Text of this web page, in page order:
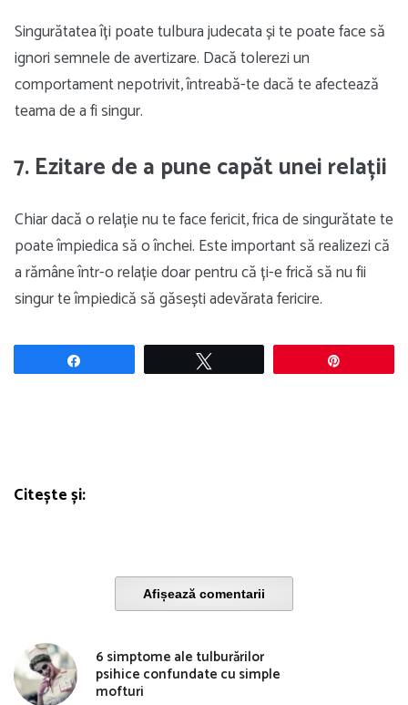
Singurătatea îți poate tulbura judecata și te poate face să
ignori semnele de avertizare. Dacă tolerezi un
comportament nepotrivit, întreabă-te dacă te afectează
teama de a fi singur.
7. Ezitare de a pune capăt unei relații
Chiar dacă o relație nu te face fericit, frica de singurătate te
poate împiedica să o închei. Este important să realizezi că
a rămâne într-o relație doar pentru că ți-e frică să nu fii
singur te împiedică să găsești adevărata fericire.
Citește și:
Afișează comentarii
6 simptome ale tulburărilor
psihice confundate cu simple
mofturi